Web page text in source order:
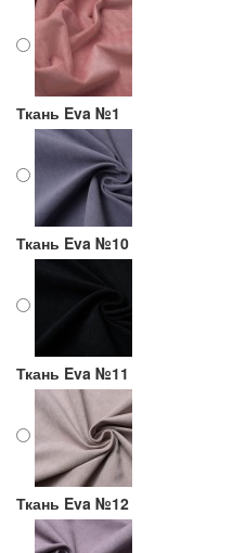
Ткань Eva №1
Ткань Eva №10
Ткань Eva №11
Ткань Eva №12